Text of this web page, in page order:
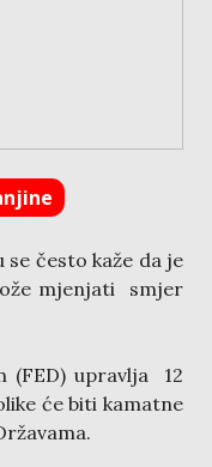
često kaže da je
mjenjati smjer
(FED) upravlja 12
će biti kamatne